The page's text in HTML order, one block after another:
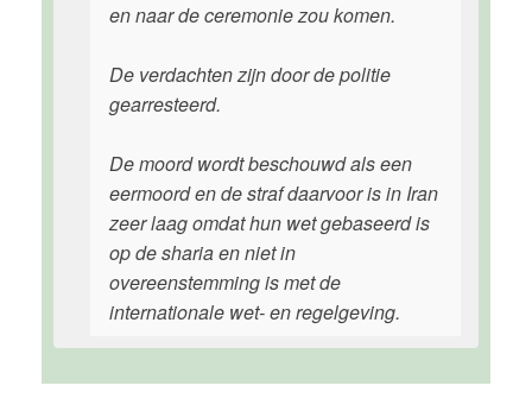
en naar de ceremonie zou komen.
De verdachten zijn door de politie
gearresteerd.
De moord wordt beschouwd als een
eermoord en de straf daarvoor is in Iran
zeer laag omdat hun wet gebaseerd is
op de sharia en niet in
overeenstemming is met de
internationale wet- en regelgeving.